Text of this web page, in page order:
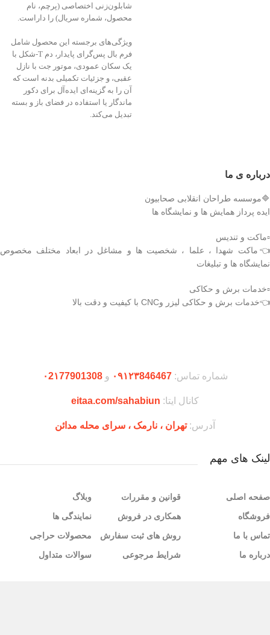
شابلون‌زنی اختصاصی (پرچم، نام
محصول، شماره سریال) را داراست.
ویژگی‌های برجسته این محصول شامل
فرم بال پس‌گرای پایدار، دم T‑شکل با
یک سکان عمودی، موتور جت با نازل
عقبی، و جزئیات تکمیلی بدنه است که
آن را به گزینه‌ای ایده‌آل برای دکور
ماندگار یا استفاده در فضای باز و بسته
تبدیل می‌کند.
درباره ی ما
🔷موسسه طراحان انقلابی صحابیون
ایده پرداز همایش ها و نمایشگاه ها
▫️ماکت و تندیس
👈ماکت شهدا ، علما ، شخصیت ها و مشاغل در ابعاد مختلف مخصوص
نمایشگاه ها و تبلیغات
▫️خدمات برش و حکاکی
👈خدمات برش و حکاکی لیزر وCNC با کیفیت و دقت بالا
شماره تماس:۰۹۱۲۳846467 و۰2۱77901308
کانال ایتا: eitaa.com/sahabiun
آدرس:تهران ،‌ نارمک ، سرای محله مدائن
لینک های مهم
صفحه اصلی
فروشگاه
تماس با ما
درباره ما
قوانین و مقررات
همکاری در فروش
روش های ثبت سفارش
شرایط مرجوعی
وبلاگ
نمایندگی ها
محصولات حراجی
سوالات متداول